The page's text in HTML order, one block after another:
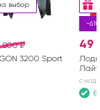
выбор
800 ₽
3200 Sport
-
49
с
В